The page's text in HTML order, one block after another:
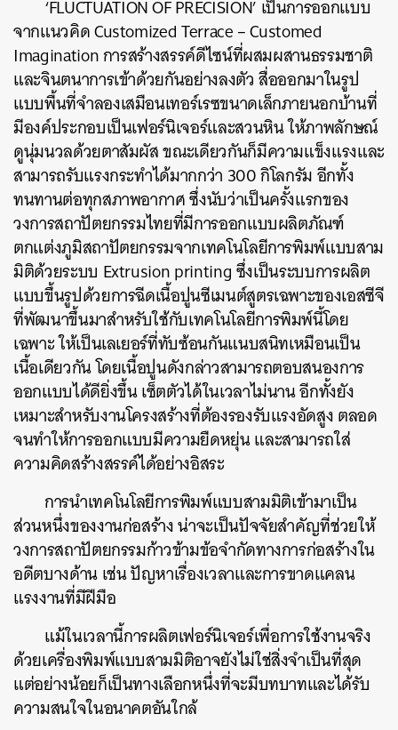
‘FLUCTUATION OF PRECISION’ เป็นการออกแบบ
จากแนวคิด Customized Terrace – Customed
Imagination การสร้างสรรค์ดีไซน์ที่ผสมผสานธรรมชาติ
และจินตนาการเข้าด้วยกันอย่างลงตัว สื่อออกมาในรูป
แบบพื้นที่จำลองเสมือนเทอร์เรซขนาดเล็กภายนอกบ้านที่
มีองค์ประกอบเป็นเฟอร์นิเจอร์และสวนหิน ให้ภาพลักษณ์
ดูนุ่มนวลด้วยตาสัมผัส ขณะเดียวกันก็มีความแข็งแรงและ
สามารถรับแรงกระทำได้มากกว่า 300 กิโลกรัม อีกทั้ง
ทนทานต่อทุกสภาพอากาศ ซึ่งนับว่าเป็นครั้งแรกของ
วงการสถาปัตยกรรมไทยที่มีการออกแบบผลิตภัณฑ์
ตกแต่งภูมิสถาปัตยกรรมจากเทคโนโลยีการพิมพ์แบบสาม
มิติด้วยระบบ Extrusion printing ซึ่งเป็นระบบการผลิต
แบบขึ้นรูปด้วยการฉีดเนื้อปูนซีเมนต์สูตรเฉพาะของเอสซีจี
ที่พัฒนาขึ้นมาสำหรับใช้กับเทคโนโลยีการพิมพ์นี้โดย
เฉพาะ ให้เป็นเลเยอร์ที่ทับซ้อนกันแนบสนิทเหมือนเป็น
เนื้อเดียวกัน โดยเนื้อปูนดังกล่าวสามารถตอบสนองการ
ออกแบบได้ดียิ่งขึ้น เซ็ตตัวได้ในเวลาไม่นาน อีกทั้งยัง
เหมาะสำหรับงานโครงสร้างที่ต้องรองรับแรงอัดสูง ตลอด
จนทำให้การออกแบบมีความยืดหยุ่น และสามารถใส่
ความคิดสร้างสรรค์ได้อย่างอิสระ
การนำเทคโนโลยีการพิมพ์แบบสามมิติเข้ามาเป็น
ส่วนหนึ่งของงานก่อสร้าง น่าจะเป็นปัจจัยสำคัญที่ช่วยให้
วงการสถาปัตยกรรมก้าวข้ามข้อจำกัดทางการก่อสร้างใน
อดีตบางด้าน เช่น ปัญหาเรื่องเวลาและการขาดแคลน
แรงงานที่มีฝีมือ
แม้ในเวลานี้การผลิตเฟอร์นิเจอร์เพื่อการใช้งานจริง
ด้วยเครื่องพิมพ์แบบสามมิติอาจยังไม่ใช่สิ่งจำเป็นที่สุด
แต่อย่างน้อยก็เป็นทางเลือกหนึ่งที่จะมีบทบาทและได้รับ
ความสนใจในอนาคตอันใกล้